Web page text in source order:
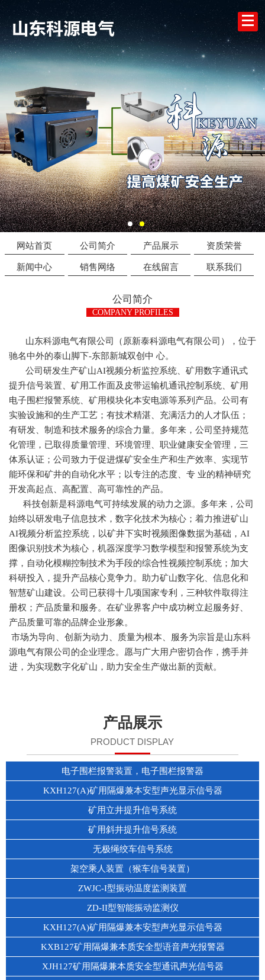
1 2
网站首页 公司简介 产品展示 资质荣誉
新闻中心 销售网络 在线留言 联系我们
公司简介
COMPANY PROFILES
山东科源电气有限公司（原新泰科源电气有限公司），位于
驰名中外的泰山脚下-东部新城双创中 心。
公司研发生产矿山AI视频分析监控系统、矿用数字通讯式
提升信号装置、矿用工作面及皮带运输机通讯控制系统、矿用
电子围栏报警系统、矿用模块化本安电源等系列产品。公司有
实验设施和的生产工艺；有技术精湛、充满活力的人才队伍；
有研发、制造和技术服务的综合力量。多年来，公司坚持规范
化管理，已取得质量管理、环境管理、职业健康安全管理，三
体系认证；公司致力于促进煤矿安全生产和生产效率、实现节
能环保和矿井的自动化水平；以专注的态度、专 业的精神研究
开发高起点、高配置、高可靠性的产品。
科技创新是科源电气可持续发展的动力之源。多年来，公司
始终以研发电子信息技术，数字化技术为核心；着力推进矿山
AI视频分析监控系统，以矿井下实时视频图像数据为基础，AI
图像识别技术为核心，机器深度学习数学模型和报警系统为支
撑，自动化模糊控制技术为手段的综合性视频控制系统；加大
科研投入，提升产品核心竟争力。助力矿山数字化、信息化和
智慧矿山建设。公司已获得十几项国家专利，三种软件取得注
册权；产品质量和服务。在矿业界客户中成功树立起服务好、
产品质量可靠的品牌企业形象。
市场为导向、创新为动力、质量为根本、服务为宗旨是山东科
源电气有限公司的企业理念。愿与广大用户密切合作，携手并
进，为实现数字化矿山，助力安全生产做出新的贡献。
产品展示
PRODUCT DISPLAY
电子围栏报警装置，电子围栏报警器
KXH127(A)矿用隔爆兼本安型声光显示信号器
矿用立井提升信号系统
矿用斜井提升信号系统
无极绳绞车信号系统
架空乘人装置（猴车信号装置）
ZWJC-I型振动温度监测装置
ZD-II型智能振动监测仪
KXH127(A)矿用隔爆兼本安型声光显示信号器
KXB127矿用隔爆兼本质安全型语音声光报警器
XJH127矿用隔爆兼本质安全型通讯声光信号器